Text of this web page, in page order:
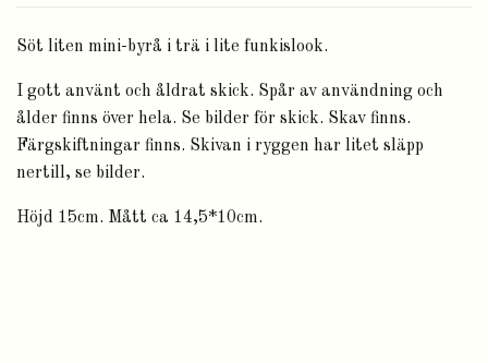
Söt liten mini-byrå i trä i lite funkislook.
I gott använt och åldrat skick. Spår av användning och
ålder finns över hela. Se bilder för skick. Skav finns.
Färgskiftningar finns. Skivan i ryggen har litet släpp
nertill, se bilder.
Höjd 15cm. Mått ca 14,5*10cm.